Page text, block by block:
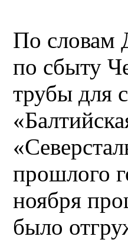
По словам
по сбыту
трубы для
прошлого
ноября
было